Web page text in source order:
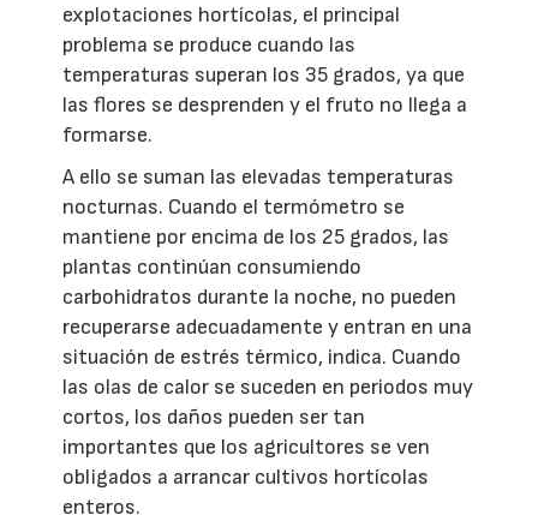
explotaciones hortícolas, el principal
problema se produce cuando las
temperaturas superan los 35 grados, ya que
las flores se desprenden y el fruto no llega a
formarse.
A ello se suman las elevadas temperaturas
nocturnas. Cuando el termómetro se
mantiene por encima de los 25 grados, las
plantas continúan consumiendo
carbohidratos durante la noche, no pueden
recuperarse adecuadamente y entran en una
situación de estrés térmico, indica. Cuando
las olas de calor se suceden en periodos muy
cortos, los daños pueden ser tan
importantes que los agricultores se ven
obligados a arrancar cultivos hortícolas
enteros.